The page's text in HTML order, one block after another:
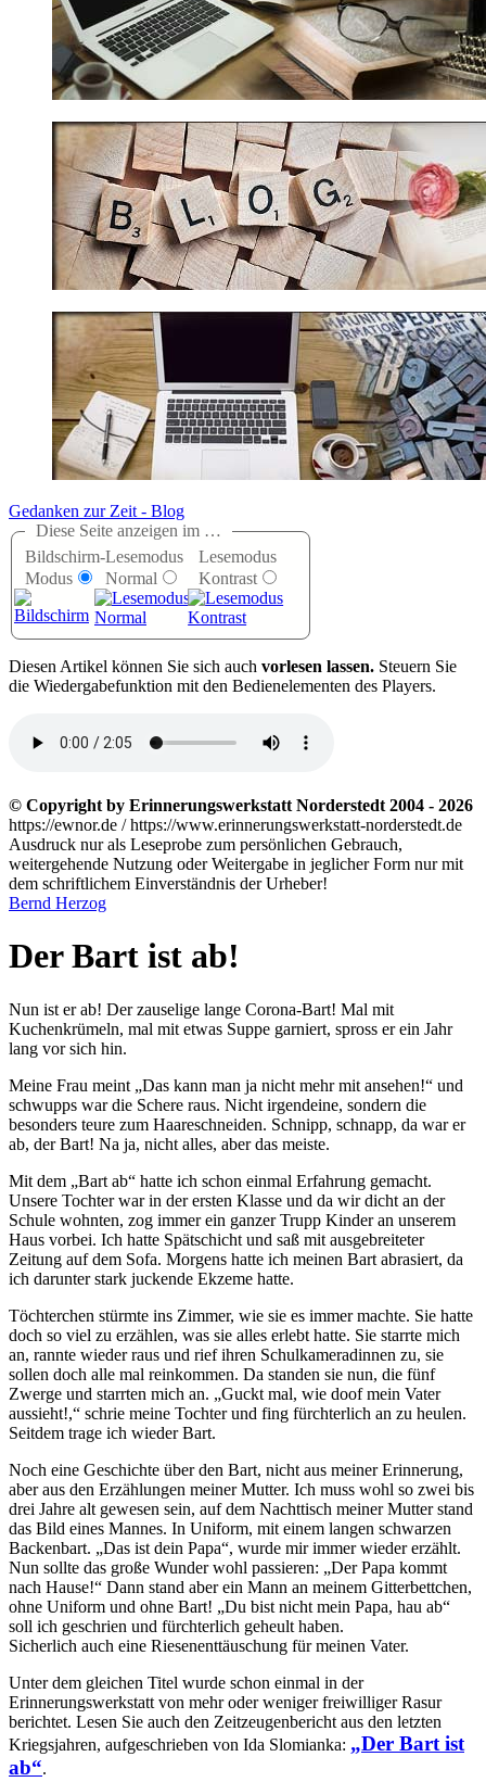
Gedanken zur Zeit - Blog
Diese Seite anzeigen im …
Bildschirm-
Modus
Lesemodus
Normal
Lesemodus
Kontrast
Diesen Artikel können Sie sich auch vorlesen lassen. Steuern Sie
die Wiedergabefunktion mit den Bedienelementen des Players.
© Copyright by Erinnerungswerkstatt Norderstedt 2004 - 2026
https://ewnor.de / https://www.erinnerungswerkstatt-norderstedt.de
Ausdruck nur als Leseprobe zum persönlichen Gebrauch,
weitergehende Nutzung oder Weitergabe in jeglicher Form nur mit
dem schriftlichem Einverständnis der Urheber!
Bernd Herzog
Der Bart ist ab!
Nun ist er ab! Der zauselige lange Corona-Bart! Mal mit
Kuchenkrümeln, mal mit etwas Suppe garniert, spross er ein Jahr
lang vor sich hin.
Meine Frau meint
Das kann man ja nicht mehr mit ansehen!
und
schwupps war die Schere raus. Nicht irgendeine, sondern die
besonders teure zum Haareschneiden. Schnipp, schnapp, da war er
ab, der Bart! Na ja, nicht alles, aber das meiste.
Mit dem
Bart ab
hatte ich schon einmal Erfahrung gemacht.
Unsere Tochter war in der ersten Klasse und da wir dicht an der
Schule wohnten, zog immer ein ganzer Trupp Kinder an unserem
Haus vorbei. Ich hatte Spätschicht und saß mit ausgebreiteter
Zeitung auf dem Sofa. Morgens hatte ich meinen Bart abrasiert, da
ich darunter stark juckende Ekzeme hatte.
Töchterchen stürmte ins Zimmer, wie sie es immer machte. Sie hatte
doch so viel zu erzählen, was sie alles erlebt hatte. Sie starrte mich
an, rannte wieder raus und rief ihren Schulkameradinnen zu, sie
sollen doch alle mal reinkommen. Da standen sie nun, die fünf
Zwerge und starrten mich an.
Guckt mal, wie doof mein Vater
aussieht!,
schrie meine Tochter und fing fürchterlich an zu heulen.
Seitdem trage ich wieder Bart.
Noch eine Geschichte über den Bart, nicht aus meiner Erinnerung,
aber aus den Erzählungen meiner Mutter. Ich muss wohl so zwei bis
drei Jahre alt gewesen sein, auf dem Nachttisch meiner Mutter stand
das Bild eines Mannes. In Uniform, mit einem langen schwarzen
Backenbart.
Das ist dein Papa , wurde mir immer wieder erzählt.
Nun sollte das große Wunder wohl passieren:
Der Papa kommt
nach Hause!
Dann stand aber ein Mann an meinem Gitterbettchen,
ohne Uniform und ohne Bart!
Du bist nicht mein Papa, hau ab
soll ich geschrien und fürchterlich geheult haben.
Sicherlich auch eine Riesenenttäuschung für meinen Vater.
Unter dem gleichen Titel wurde schon einmal in der
Erinnerungswerkstatt von mehr oder weniger freiwilliger Rasur
berichtet. Lesen Sie auch den Zeitzeugenbericht aus den letzten
Kriegsjahren, aufgeschrieben von Ida Slomianka:
Der Bart ist
ab
.